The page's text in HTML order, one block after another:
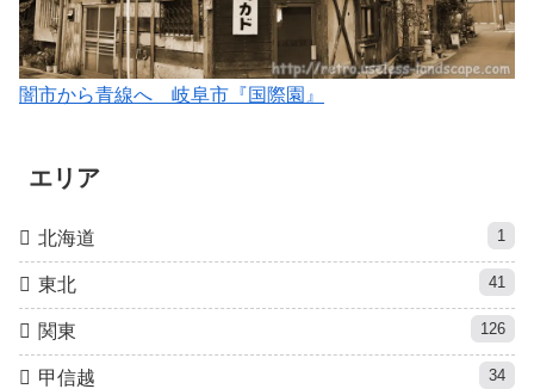
闇市から青線へ 岐阜市『国際園』
エリア
北海道 1
東北 41
関東 126
甲信越 34